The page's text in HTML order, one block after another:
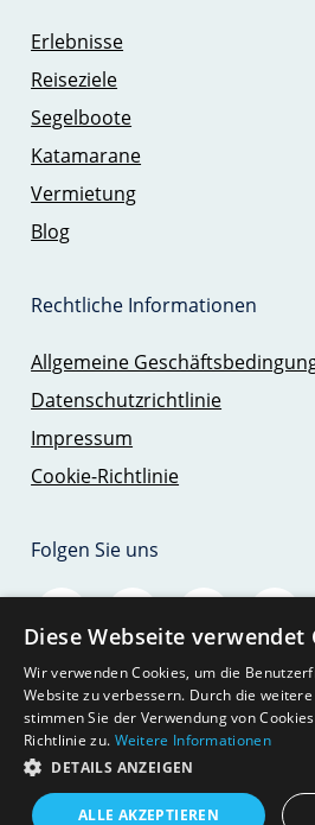
Erlebnisse
Reiseziele
Segelboote
Katamarane
Vermietung
Blog
Rechtliche Informationen
Allgemeine
Datenschutzrichtlinie
Impressum
Cookie-Richtlinie
Folgen Sie uns
© 2026 - SAILING TRIPS
SEAMOUNT,
Diese Webseite verwendet
Wir verwenden Cookies, um die
Website zu verbessern. Durch die
stimmen Sie der Verwendung von
Richtlinie zu. Weitere Informationen
DETAILS ANZEIGEN
ALLE AKZEPTIEREN